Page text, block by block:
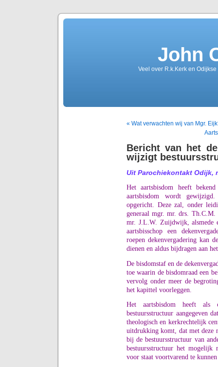
John
Veel over R.k.Kerk en
« Wat verwachten wij van Mgr.
Bericht van het
wijzigt
Uit Parochiekontakt Odijk,
Het aartsbisdom heeft
aartsbisdom wordt
opgericht. Deze zal, onder
generaal mgr. mr. drs. Th.C.M.
mr. J.L.W. Zuijdwijk, alsmede
aartsbisschop een
roepen dekenvergadering kan
dienen en aldus bijdragen aan
De bisdomstaf en de
toe waarin de bisdomraad een
vervolg onder meer de
het kapittel voorleggen.
Het aartsbisdom heeft
bestuursstructuur aangegeven
theologisch en kerkrechtelijk
uitdrukking komt, dat met deze
bij de bestuursstructuur van
bestuursstructuur het mogelijk
voor staat voortvarend te